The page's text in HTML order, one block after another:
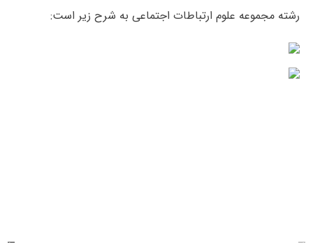
رشته مجموعه علوم ارتباطات اجتماعی به شرح زیر است: